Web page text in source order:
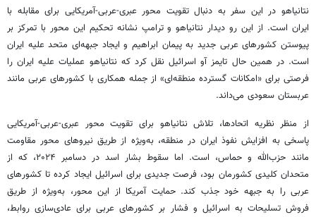
نتانیاهو در این سفر به دنبال تقویت محور عبری-عربی-آمریکایی برای مقابله با
ایران است. از این رو دیدار نتانیاهو و ترامپ نشانه تحکیم این محور با تمرکز بر
پیوستن کشورهای عربی جدید به پیمان ابراهیم و ایجاد جبهه‌ای متحد علیه ایران
است. در همین حال تایمز آو اسرائیل نقل کرد که نتانیاهو عملیات علیه ایران را
فرصتی برای «امکانات گسترده منطقه‌ای» از جمله همکاری با کشورهای عربی مانند
عربستان سعودی می‌داند.
از منظر نظریه اتحادها، تلاش نتانیاهو برای تقویت محور عبری-عربی-آمریکایی
پاسخی به افزایش نفوذ ایران در منطقه، به‌ویژه از طریق نیروهای محور مقاومت
مانند حزب‌الله و حماس، است. اما سقوط بشار اسد در دسامبر ۲۰۲۴، که از
متحدان کلیدی کشورمان بود، فرصت جدیدی برای اسرائیل ایجاد کرده تا کشورهای
عربی را به جبهه خود جذب کند. حمایت آمریکا از این محور، به‌ویژه از طریق
فروش تسلیحات به اسرائیل و فشار بر کشورهای عربی برای عادی‌سازی روابط،